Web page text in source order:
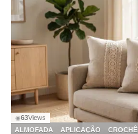
◉63Views
ALMOFADA
APLICAÇÃO CROCHÊ